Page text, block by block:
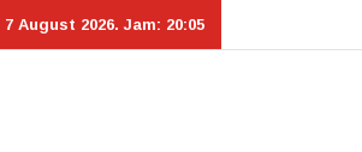
August 2026. Jam: 20:05